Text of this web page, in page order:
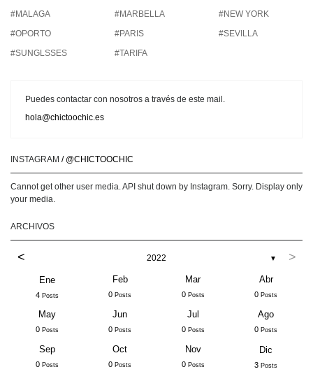
#MALAGA
#MARBELLA
#NEW YORK
#OPORTO
#PARIS
#SEVILLA
#SUNGLSSES
#TARIFA
Puedes contactar con nosotros a través de este mail.
hola@chictoochic.es
INSTAGRAM / @CHICTOOCHIC
Cannot get other user media. API shut down by Instagram. Sorry. Display only
your media.
ARCHIVOS
< 2022 ▼ >
Ene
4 Posts
Feb
0 Posts
Mar
0 Posts
Abr
0 Posts
May
0 Posts
Jun
0 Posts
Jul
0 Posts
Ago
0 Posts
Sep
0 Posts
Oct
0 Posts
Nov
0 Posts
Dic
3 Posts